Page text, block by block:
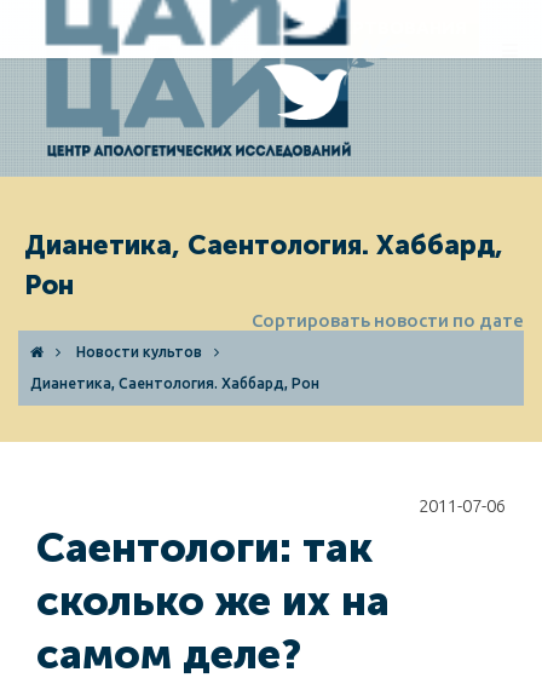
ПОЖЕРТВОВАНИЯ
Дианетика, Саентология. Хаббард,
Рон
Сортировать новости по дате
Новости культов
Дианетика, Саентология. Хаббард, Рон
2011-07-06
Саентологи: так
сколько же их на
самом деле?